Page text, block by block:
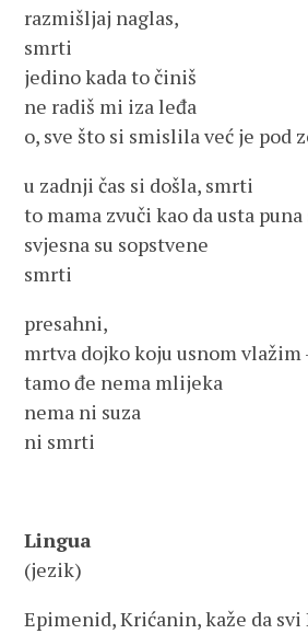
razmišljaj naglas,
smrti
jedino kada to činiš
ne radiš mi iza leđa
o, sve što si smislila već je pod
u zadnji čas si došla, smrti
to mama zvuči kao da usta puna
svjesna su sopstvene
smrti
presahni,
mrtva dojko koju usnom vlažim
tamo đe nema mlijeka
nema ni suza
ni smrti
Lingua
(jezik)
Epimenid, Krićanin, kaže da